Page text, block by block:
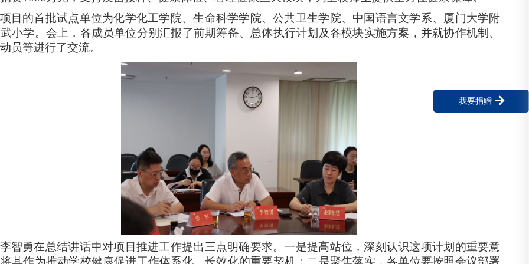
我要捐赠
项目的首批试点单位为化学化工学院、生命科学学院、公共卫生学院、中国语言文学系、厦门大学附
小学。会上，各成员单位分别汇报了前期筹备、总体执行计划及各模块实施方案，并就协作机制、
员等进行了交流。
李智勇在总结讲话中对项目推进工作提出三点明确要求。一是提高站位，深刻认识这项计划的重要意